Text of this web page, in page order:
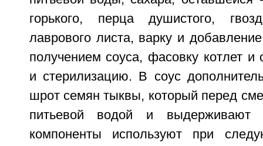
горького, перца душистого,
лаврового листа, варку и
получением соуса, фасовку котлет и
и стерилизацию. В соус
шрот семян тыквы, который перед
питьевой водой и выдерживают
компоненты используют при